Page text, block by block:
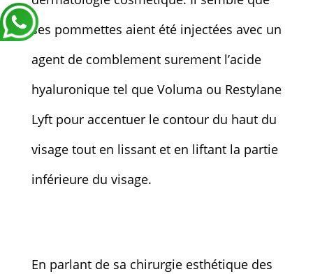
ses pommettes aient été injectées avec un
agent de comblement surement l’acide
hyaluronique tel que Voluma ou Restylane
Lyft pour accentuer le contour du haut du
visage tout en lissant et en liftant la partie
inférieure du visage.
En parlant de sa chirurgie esthétique des